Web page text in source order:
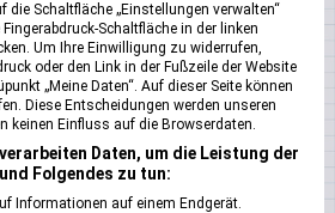
die Schaltfläche „Einstellungen verwalten“
Schaltfläche in der linken
Um Ihre Einwilligung zu widerrufen,
oder den Link in der Fußzeile der Website
„Meine Daten“. Auf dieser Seite können
Diese Entscheidungen werden unseren
keinen Einfluss auf die Browserdaten.
Daten, um die Leistung der
Folgendes zu tun:
Informationen auf einem Endgerät.